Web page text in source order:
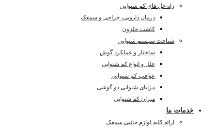
راه حل های کم شنوایی
درمان دارویی، جراحی و سمعک
کاشت حلزون
شناخت سیستم شنوایی
ساختار و عملکرد گوش
علل و انواع کم شنوایی
عواقب کم شنوایی
مزایای شنوایی دو گوشی
میزان کم شنوایی
خدمات ما
ارائه کلیه لوازم جانبی سمعک